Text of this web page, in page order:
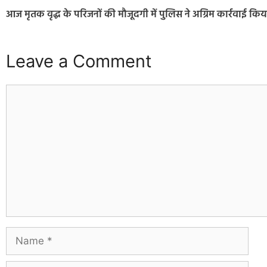
आज मृतक वृद्ध के परिजनों की मौजूदगी में पुलिस ने अग्रिम कार्रवाई
Leave a Comment